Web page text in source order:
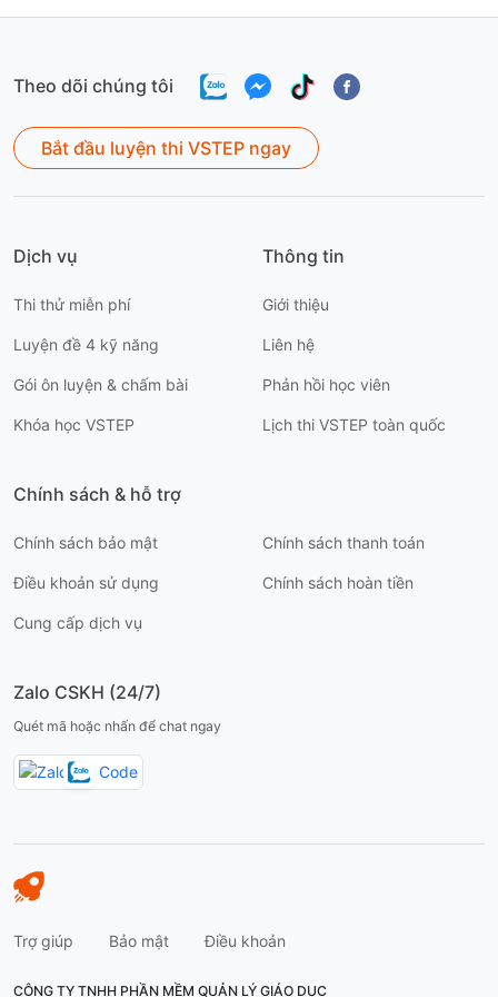
Theo dõi chúng tôi
Bắt đầu luyện thi VSTEP ngay
Dịch vụ
Thi thử miễn phí
Luyện đề 4 kỹ năng
Gói ôn luyện & chấm bài
Khóa học VSTEP
Thông tin
Giới thiệu
Liên hệ
Phản hồi học viên
Lịch thi VSTEP toàn quốc
Chính sách & hỗ trợ
Chính sách bảo mật
Điều khoản sử dụng
Cung cấp dịch vụ
Chính sách thanh toán
Chính sách hoàn tiền
Zalo CSKH (24/7)
Quét mã hoặc nhấn để chat ngay
Trợ giúp Bảo mật Điều khoản
CÔNG TY TNHH PHẦN MỀM QUẢN LÝ GIÁO DỤC